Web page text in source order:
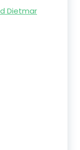
Dietmar